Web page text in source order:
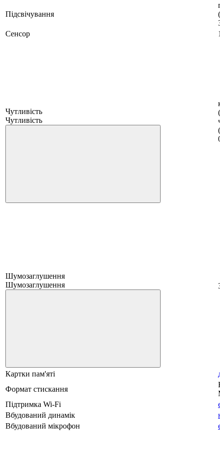
Підсвічування
Сенсор
Чутливість
Чутливість
Шумозаглушення
Шумозаглушення
Картки пам'яті
Формат стискання
Підтримка Wi-Fi
Вбудований динамік
Вбудований мікрофон